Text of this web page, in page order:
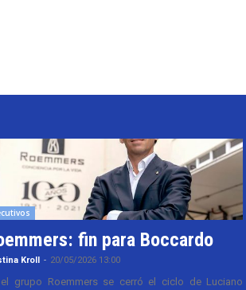
fin para Boccardo
Kroll - 20/05/2026 13:00
el grupo Roemmers se cerró el ciclo de Luciano